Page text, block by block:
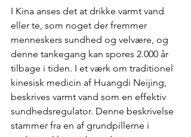
I Kina anses det at drikke varmt vand
eller te, som noget der fremmer
menneskers sundhed og velvære, og
denne tankegang kan spores 2.000 år
tilbage i tiden. I et værk om traditionel
kinesisk medicin af Huangdi Neijing,
beskrives varmt vand som en effektiv
sundhedsregulator. Denne beskrivelse
stammer fra en af grundpillerne i